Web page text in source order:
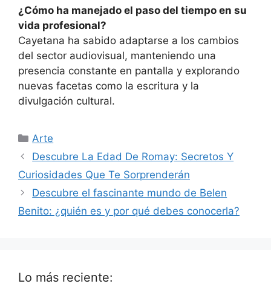
¿Cómo ha manejado el paso del tiempo en su
vida profesional?
Cayetana ha sabido adaptarse a los cambios
del sector audiovisual, manteniendo una
presencia constante en pantalla y explorando
nuevas facetas como la escritura y la
divulgación cultural.
Categorías
Arte
Descubre La Edad De Romay: Secretos Y
Curiosidades Que Te Sorprenderán
Descubre el fascinante mundo de Belen
Benito: ¿quién es y por qué debes conocerla?
Lo más reciente: